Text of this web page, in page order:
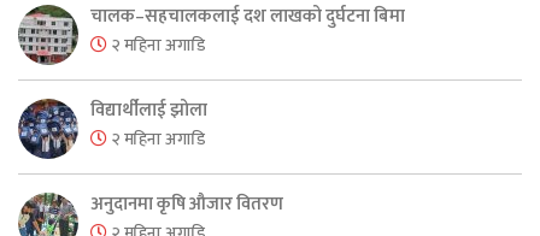
चालक–सहचालकलाई दश लाखको दुर्घटना बिमा
२ महिना अगाडि
विद्यार्थीलाई झोला
२ महिना अगाडि
अनुदानमा कृषि औजार वितरण